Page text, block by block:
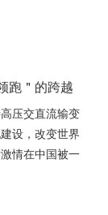
跑＂的跨越
压交直流输变
设，改变世界
情在中国被一